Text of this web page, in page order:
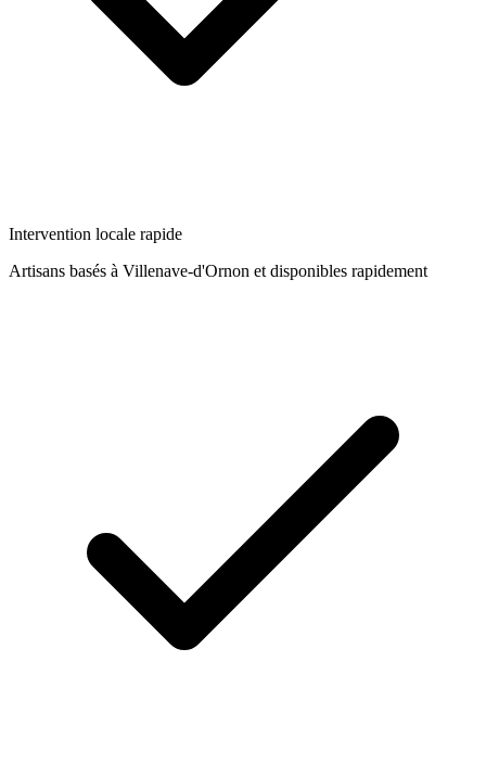
Intervention locale rapide
Artisans basés à Villenave-d'Ornon et disponibles rapidement